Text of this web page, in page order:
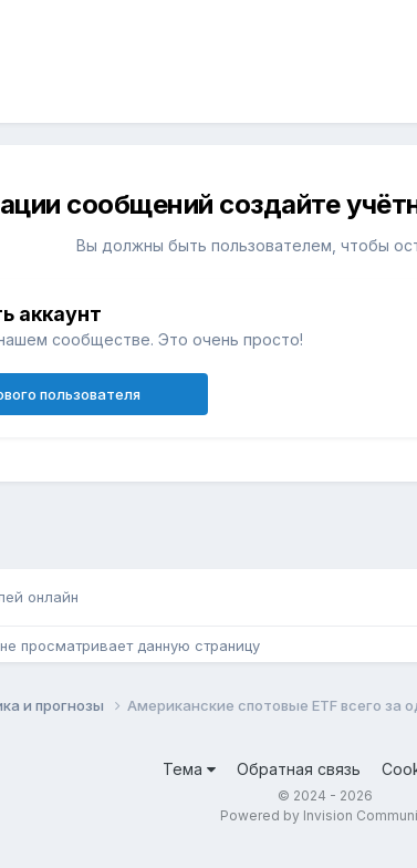
сообщений создайте
Вы должны быть пользователем, чтобы
аккаунт
сообществе. Это очень просто!
пользователя
онлайн
просматривает данную страницу
и прогнозы Американские спотовые ETF всего
Тема Обратная связь
© 2024 - 2026
Powered by Invision